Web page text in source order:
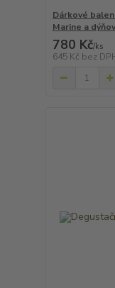
Dárkové
Marine a
780 Kč/ks
645 Kč bez